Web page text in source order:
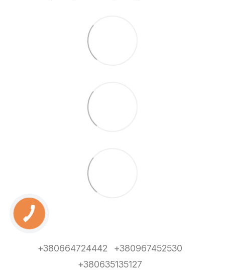
+380664724442
+380967452530
+380635135127